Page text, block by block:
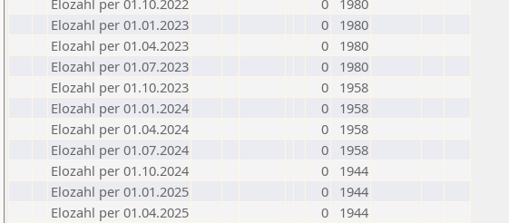
Elozahl per 01.10.2022
0
1980
Elozahl per 01.01.2023
0
1980
Elozahl per 01.04.2023
0
1980
Elozahl per 01.07.2023
0
1980
Elozahl per 01.10.2023
0
1958
Elozahl per 01.01.2024
0
1958
Elozahl per 01.04.2024
0
1958
Elozahl per 01.07.2024
0
1958
Elozahl per 01.10.2024
0
1944
Elozahl per 01.01.2025
0
1944
Elozahl per 01.04.2025
0 1944